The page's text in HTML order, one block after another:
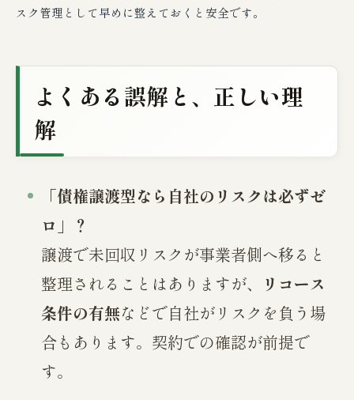
スク管理として早めに整えておくと安全です。
よくある誤解と、正しい理
解
「債権譲渡型なら自社のリスクは必ずゼ
ロ」？
譲渡で未回収リスクが事業者側へ移ると
整理されることはありますが、
リコース
条件の有無などで自社がリスクを負う場
合もあります。契約での確認が前提で
す。